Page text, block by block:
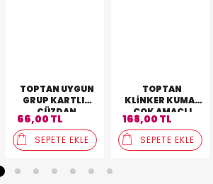
TOPTAN UYGUN
GRUP KARTLIK
CÜZDAN
66,00 TL
SEPETE EKLE
TOPTAN
KLINKER KUMAŞ
ÇOK AMAÇLI
BAYAN CÜZDANI
168,00 TL
SEPETE EKLE
2 3 4 5 6 7